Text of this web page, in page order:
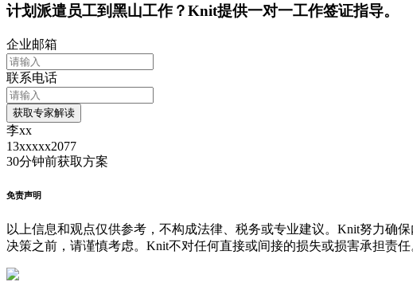
计划派遣员工到黑山工作？Knit提供一对一工作签证指导。
企业邮箱
联系电话
获取专家解读
李xx
13xxxxx2077
30分钟前获取方案
免责声明
以上信息和观点仅供参考，不构成法律、税务或专业建议。Knit努力确
决策之前，请谨慎考虑。Knit不对任何直接或间接的损失或损害承担责任